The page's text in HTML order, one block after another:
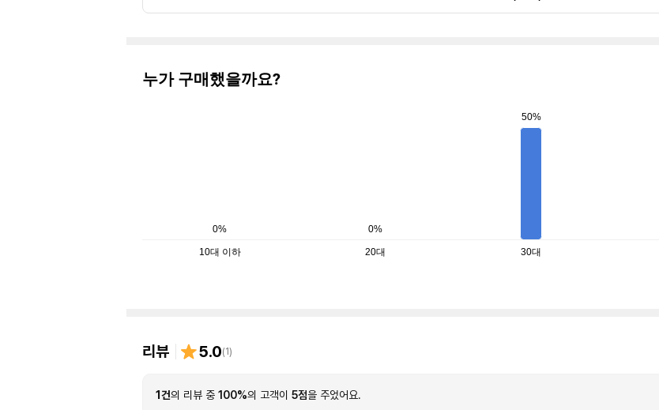
누가 구매했을까요?
0% 0%
50%
10대 이하 20대 30대
리뷰 5.0(1)
1건의 리뷰 중 100%의 고객이 5점을 주었어요.